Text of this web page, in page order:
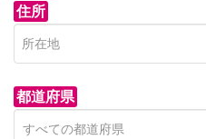
住所
都道府県